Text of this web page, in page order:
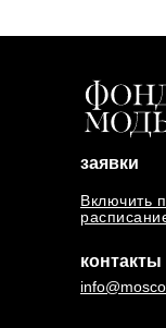
контакты
заявки
Включить